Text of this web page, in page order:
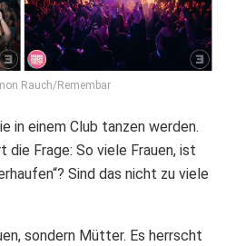
Rauch/Remembar
in einem Club tanzen werden.
Frage: So viele Frauen, ist
Sind das nicht zu viele
sondern Mütter. Es herrscht